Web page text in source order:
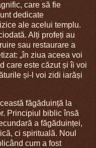
care să fie
dedicate
ale acelui templu.
Alți profeți au
sau restaurare a
„în ziua aceea voi
care este căzut și îi voi
și-l voi zidi iarăși
făgăduință la
Principiul biblic însă
a făgăduinței,
ci spirituală. Noul
cum a fost